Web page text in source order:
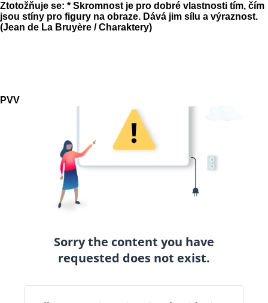
Ztotožňuje se: * Skromnost je pro dobré vlastnosti tím, čím
jsou stíny pro figury na obraze. Dává jim sílu a výraznost.
(Jean de La Bruyère / Charaktery)
PVV